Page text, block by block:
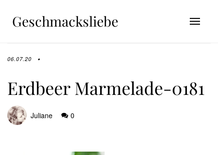
Geschmacksliebe
06.07.20
Erdbeer Marmelade-0181
Juliane 0